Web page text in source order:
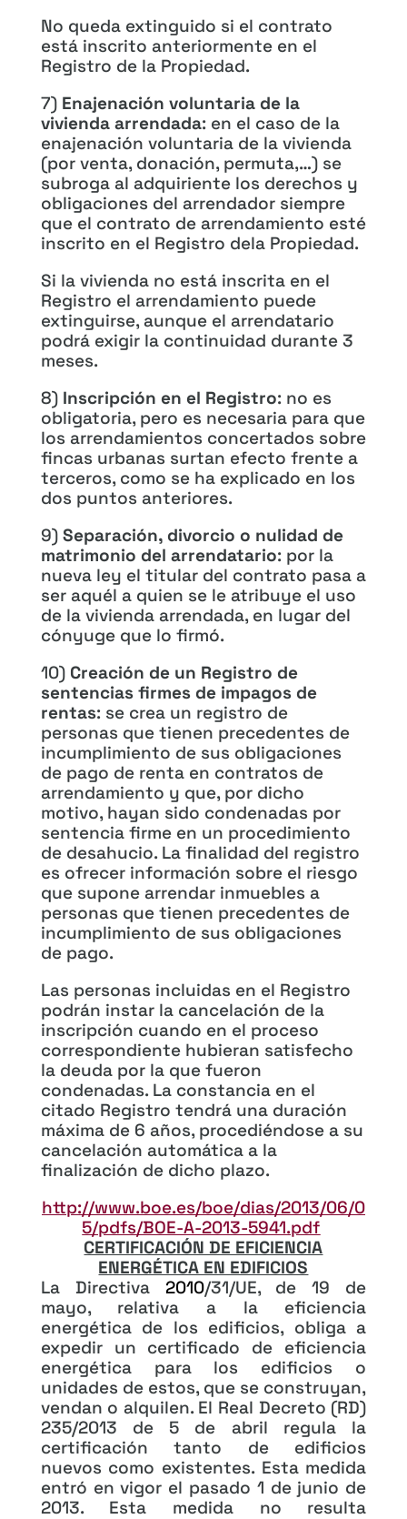
No queda extinguido si el contrato
está inscrito anteriormente en el
Registro de la Propiedad.
7) Enajenación voluntaria de la
vivienda arrendada: en el caso de la
enajenación voluntaria de la vivienda
(por venta, donación, permuta,…) se
subroga al adquiriente los derechos y
obligaciones del arrendador siempre
que el contrato de arrendamiento esté
inscrito en el Registro dela Propiedad.
Si la vivienda no está inscrita en el
Registro el arrendamiento puede
extinguirse, aunque el arrendatario
podrá exigir la continuidad durante 3
meses.
8) Inscripción en el Registro: no es
obligatoria, pero es necesaria para que
los arrendamientos concertados sobre
fincas urbanas surtan efecto frente a
terceros, como se ha explicado en los
dos puntos anteriores.
9) Separación, divorcio o nulidad de
matrimonio del arrendatario: por la
nueva ley el titular del contrato pasa a
ser aquél a quien se le atribuye el uso
de la vivienda arrendada, en lugar del
cónyuge que lo firmó.
10) Creación de un Registro de
sentencias firmes de impagos de
rentas: se crea un registro de
personas que tienen precedentes de
incumplimiento de sus obligaciones
de pago de renta en contratos de
arrendamiento y que, por dicho
motivo, hayan sido condenadas por
sentencia firme en un procedimiento
de desahucio. La finalidad del registro
es ofrecer información sobre el riesgo
que supone arrendar inmuebles a
personas que tienen precedentes de
incumplimiento de sus obligaciones
de pago.
Las personas incluidas en el Registro
podrán instar la cancelación de la
inscripción cuando en el proceso
correspondiente hubieran satisfecho
la deuda por la que fueron
condenadas. La constancia en el
citado Registro tendrá una duración
máxima de 6 años, procediéndose a su
cancelación automática a la
finalización de dicho plazo.
http://www.boe.es/boe/dias/2013/06/0
5/pdfs/BOE-A-2013-5941.pdf
CERTIFICACIÓN DE EFICIENCIA
ENERGÉTICA EN EDIFICIOS
La Directiva 2010/31/UE, de 19 de
mayo, relativa a la eficiencia
energética de los edificios, obliga a
expedir un certificado de eficiencia
energética para los edificios o
unidades de estos, que se construyan,
vendan o alquilen. El Real Decreto (RD)
235/2013 de 5 de abril regula la
certificación tanto de edificios
nuevos como existentes. Esta medida
entró en vigor el pasado 1 de junio de
2013. Esta medida no resulta